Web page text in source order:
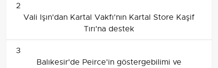
2
Vali Işın'dan Kartal Vakfı'nın Kartal Store Kaşif
Tırı'na destek
3
Balıkesir'de Peirce'in göstergebilimi ve